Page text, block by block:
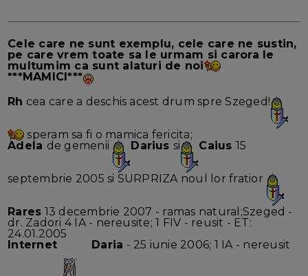
Cele care ne sunt exemplu, cele care ne sustin,
pe care vrem toate sa le urmam si carora le
multumim ca sunt alaturi de noi
***MAMICI***
Rh cea care a deschis acest drum spre Szeged!
speram sa fi o mamica fericita;
Adela de gemenii Darius si Caius 15
septembrie 2005 si SURPRIZA noul lor fratior
Rares 13 decembrie 2007 - ramas natural;Szeged -
dr. Zadori 4 IA - nereusite; 1 FIV - reusit - ET:
24.01.2005
Internet
Daria - 25 iunie 2006; 1 IA - nereusit